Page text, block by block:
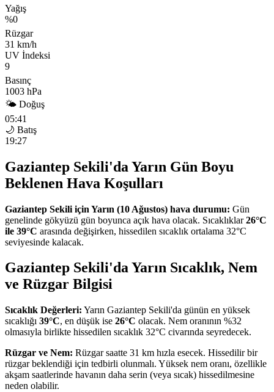
Yağış
%0
Rüzgar
31 km/h
UV İndeksi
9
Basınç
1003 hPa
🌤 Doğuş
05:41
🌙 Batış
19:27
Gaziantep Sekili'da Yarın Gün Boyu
Beklenen Hava Koşulları
Gaziantep Sekili için Yarın (10 Ağustos) hava durumu: Gün
genelinde gökyüzü gün boyunca açık hava olacak. Sıcaklıklar26°C
ile 39°C arasında değişirken, hissedilen sıcaklık ortalama 32°C
seviyesinde kalacak.
Gaziantep Sekili'da Yarın Sıcaklık, Nem
ve Rüzgar Bilgisi
Sıcaklık Değerleri: Yarın Gaziantep Sekili'da günün en yüksek
sıcaklığı 39°C, en düşük ise 26°C olacak. Nem oranının %32
olmasıyla birlikte hissedilen sıcaklık 32°C civarında seyredecek.
Rüzgar ve Nem: Rüzgar saatte 31 km hızla esecek. Hissedilir bir
rüzgar beklendiği için tedbirli olunmalı. Yüksek nem oranı, özellikle
akşam saatlerinde havanın daha serin (veya sıcak) hissedilmesine
neden olabilir.